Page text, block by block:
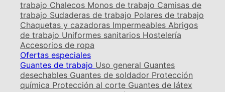
trabajo Chalecos Monos de trabajo Camisas de
trabajo Sudaderas de trabajo Polares de trabajo
Chaquetas y cazadoras Impermeables Abrigos
de trabajo Uniformes sanitarios Hostelería
Accesorios de ropa
Ofertas especiales
Guantes de trabajo Uso general Guantes
desechables Guantes de soldador Protección
química Protección al corte Guantes de látex